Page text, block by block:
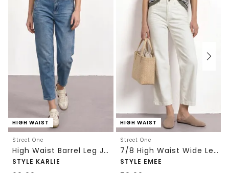
HIGH WAIST
Street One
High Waist Barrel Leg Jeans im Loose Fit
STYLE KARLIE
HIGH WAIST
Street One
7/8 High Waist Wide Leg Jeans im Loose Fit
STYLE EMEE